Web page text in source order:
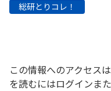
お問い合わせ
総研とりコレ！
この情報へのアクセス
を読むにはログインま